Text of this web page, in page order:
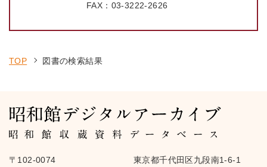
FAX： 03-3222-2626
TOP 図書の検索結果
〒102-0074
東京都千代田区九段南1-6-1